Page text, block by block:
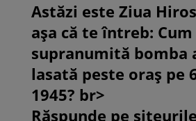
Astăzi este Ziua
așa că te întreb:
supranumită bomba
lasată peste oraș pe
1945? br>
Răspunde pe